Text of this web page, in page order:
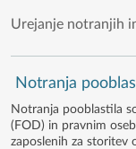
Urejanje notranjih
Notranja
Notranja pooblastila
(FOD) in pravnim
zaposlenih za storitev